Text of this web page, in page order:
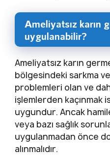
Ameliyatsız karın
uygulanabilir?
Ameliyatsız karın
bölgesindeki sarkma
problemleri olan ve
işlemlerden kaçınmak
uygundur. Ancak
veya bazı sağlık
uygulanmadan önce
alınmalıdır.